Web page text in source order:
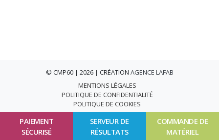
PAIEMENT
SÉCURISÉ
SERVEUR DE
RÉSULTATS
COMMANDE DE
MATÉRIEL
© CMP60 | 2026 | CRÉATION AGENCE LAFAB
MENTIONS LÉGALES
POLITIQUE DE CONFIDENTIALITÉ
POLITIQUE DE COOKIES